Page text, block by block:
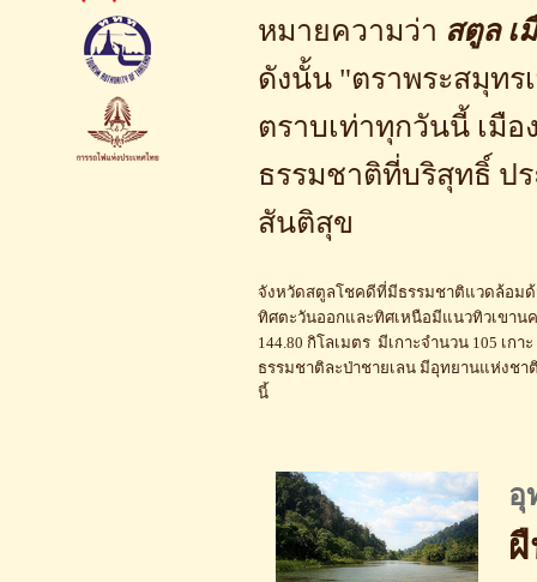
หมายความว่า สตูล เ
ดังนั้น "ตราพระสมุท
ตราบเท่าทุกวันนี้ เมื
ธรรมชาติที่บริสุทธิ์ ป
สันติสุข
จังหวัดสตูลโชคดีที่มีธรรมชาติแวดล้อมด้
ทิศตะวันออกและทิศเหนือมีแนวทิวเขาน
144.80 กิโลเมตร มีเกาะจำนวน 105 เ
ธรรมชาติละป่าชายเลน มีอุทยานแห่งช
นี้
อุ